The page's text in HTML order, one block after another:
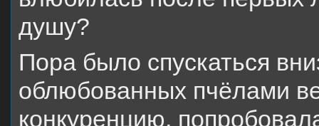
душу?
Пора было спускаться
облюбованных пчёлами
конкуренцию,